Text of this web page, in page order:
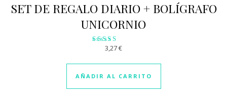
SET DE REGALO DIARIO + BOLÍGRAFO
UNICORNIO
Valorado
3.07
de 5
3,27€
AÑADIR AL CARRITO